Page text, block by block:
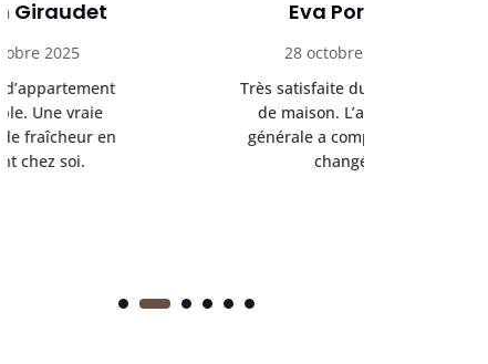
Très satisfaite du nettoyage
de maison. L’ambiance
générale a complètement